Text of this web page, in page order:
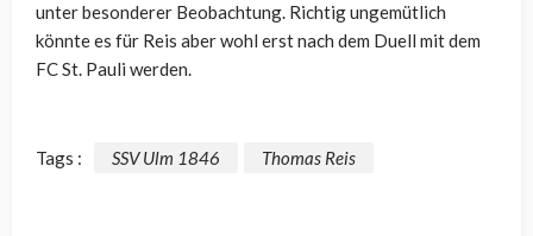
unter besonderer Beobachtung. Richtig ungemütlich
könnte es für Reis aber wohl erst nach dem Duell mit dem
FC St. Pauli werden.
Tags : SSV Ulm 1846 Thomas Reis